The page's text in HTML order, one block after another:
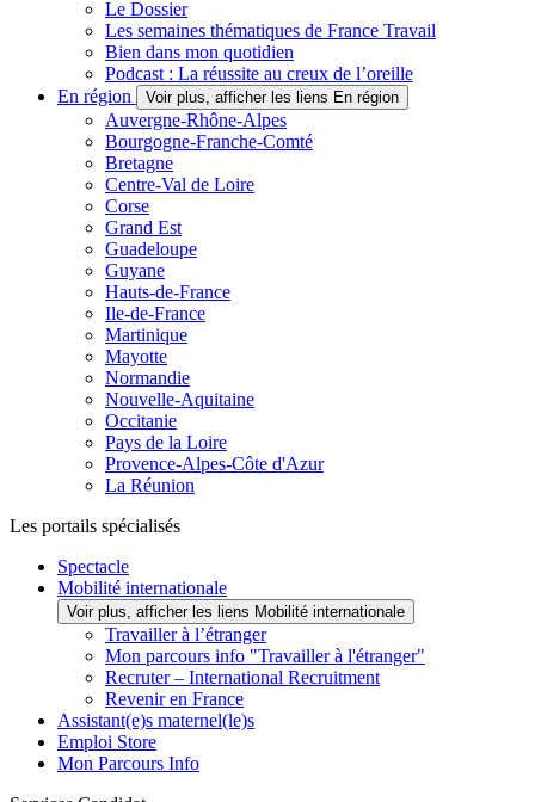
Le Dossier
Les semaines thématiques de France Travail
Bien dans mon quotidien
Podcast : La réussite au creux de l’oreille
En région
Voir plus, afficher les liens En région
Auvergne-Rhône-Alpes
Bourgogne-Franche-Comté
Bretagne
Centre-Val de Loire
Corse
Grand Est
Guadeloupe
Guyane
Hauts-de-France
Ile-de-France
Martinique
Mayotte
Normandie
Nouvelle-Aquitaine
Occitanie
Pays de la Loire
Provence-Alpes-Côte d'Azur
La Réunion
Les portails spécialisés
Spectacle
Mobilité internationale
Voir plus, afficher les liens Mobilité internationale
Travailler à l’étranger
Mon parcours info "Travailler à l'étranger"
Recruter – International Recruitment
Revenir en France
Assistant(e)s maternel(le)s
Emploi Store
Mon Parcours Info